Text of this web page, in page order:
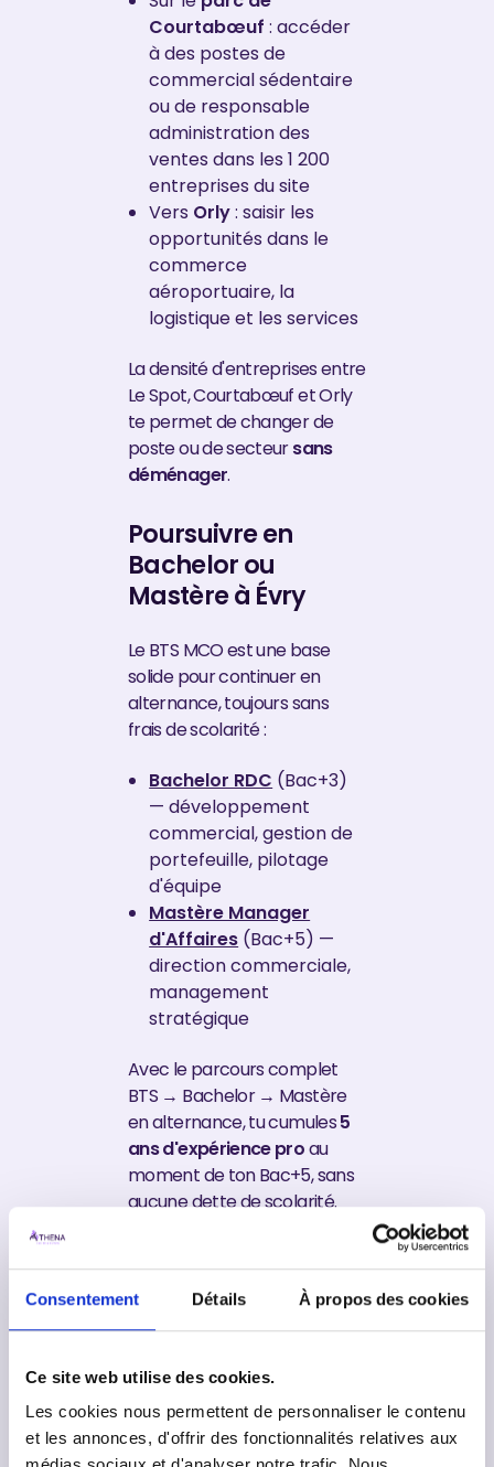
Consentement Détails À propos des cookies
Ce site web utilise des cookies.
Les cookies nous permettent de personnaliser le contenu
et les annonces, d'offrir des fonctionnalités relatives aux
Courtabœuf : accéder
à des postes de
commercial sédentaire
ou de responsable
administration des
ventes dans les 1 200
entreprises du site
Vers Orly: saisir les
opportunités dans le
commerce
aéroportuaire, la
logistique et les services
La densité d'entreprises entre
Le Spot, Courtabœuf et Orly
te permet de changer de
poste ou de secteursans
déménager.
Poursuivre en
Bachelor ou
Mastère à Évry
Le BTS MCO est une base
solide pour continuer en
alternance, toujours sans
frais de scolarité :
Bachelor RDC (Bac+3)
— développement
commercial, gestion de
portefeuille, pilotage
d'équipe
Mastère Manager
d'Affaires (Bac+5) —
direction commerciale,
management
stratégique
Avec le parcours complet
BTS → Bachelor → Mastère
en alternance, tu cumules5
ans d'expérience proau
moment de ton Bac+5, sans
aucune dette de scolarité.
Villejuif.
BTS NDRC(prospection,
négociation) et le BTS GPME
(gestion de PME) sont aussi